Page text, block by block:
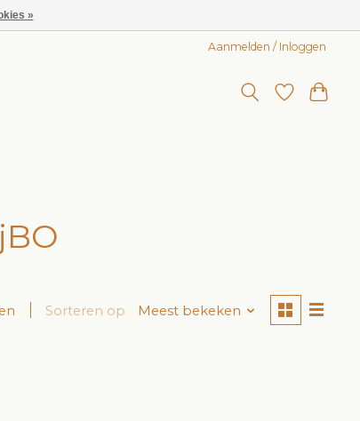
Aanmelden / Inloggen
Sorteren op Meest bekeken
»